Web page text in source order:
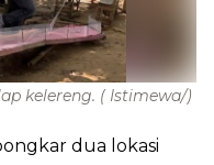
kelereng. ( Istimewa/)
dua lokasi